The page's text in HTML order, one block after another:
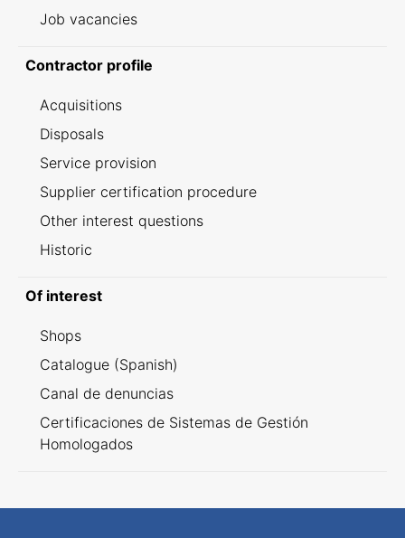
Job vacancies
Contractor profile
Acquisitions
Disposals
Service provision
Supplier certification procedure
Other interest questions
Historic
Of interest
Shops
Catalogue (Spanish)
Canal de denuncias
Certificaciones de Sistemas de Gestión
Homologados